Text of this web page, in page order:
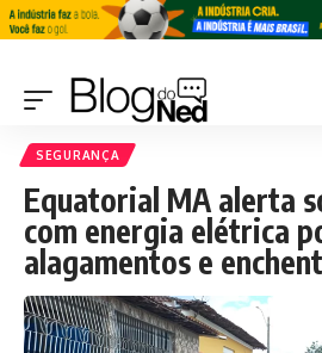
SEGURANÇA
Equatorial MA alerta
com energia elétrica
alagamentos e